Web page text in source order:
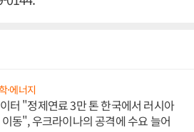
·에너지
터 "정제연료 3만 톤 한국에서 러시아
동", 우크라이나의 공격에 수요 늘어